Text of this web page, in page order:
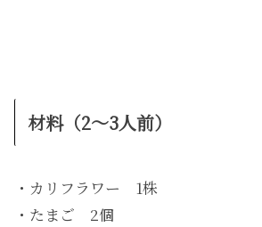
材料（2〜3人前）
・カリフラワー 1株
・たまご 2個